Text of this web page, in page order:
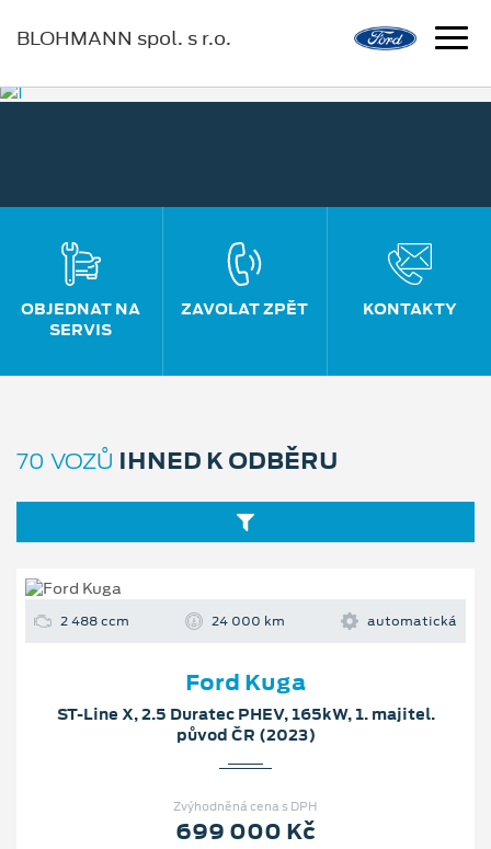
BLOHMANN spol. s r.o.
OBJEDNAT NA
SERVIS
ZAVOLAT ZPĚT KONTAKTY
70 VOZŮ IHNED K ODBĚRU
2 488 ccm 24 000 km automatická
Ford Kuga
ST-Line X, 2.5 Duratec PHEV, 165kW, 1. majitel.
původ ČR (2023)
Zvýhodněná cena s DPH
699 000 Kč